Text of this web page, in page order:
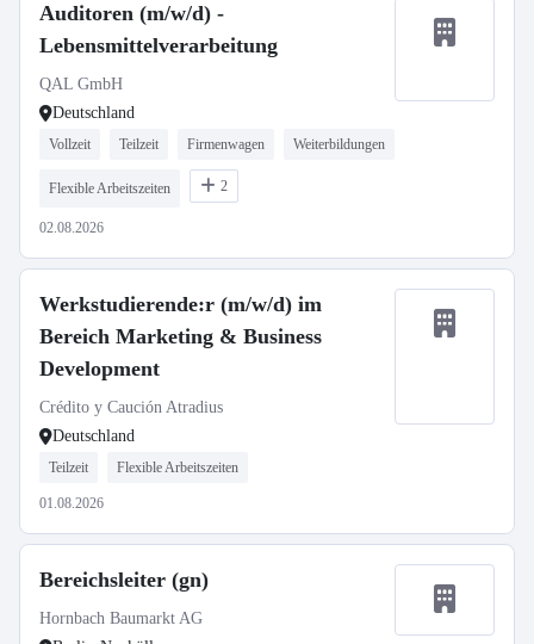
Auditoren (m/w/d) -
Lebensmittelverarbeitung
QAL GmbH
Deutschland
Vollzeit Teilzeit Firmenwagen Weiterbildungen
Flexible Arbeitszeiten 2
02.08.2026
Werkstudierende:r (m/w/d) im
Bereich Marketing & Business
Development
Crédito y Caución Atradius
Deutschland
Teilzeit Flexible Arbeitszeiten
01.08.2026
Bereichsleiter (gn)
Hornbach Baumarkt AG